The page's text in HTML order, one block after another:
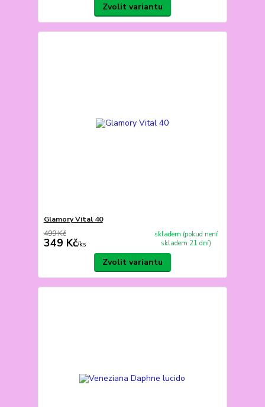
Zvolit variantu
Glamory Vital 40
499 Kč
349 Kč/ks
skladem (pokud není
skladem 21 dní)
Zvolit variantu